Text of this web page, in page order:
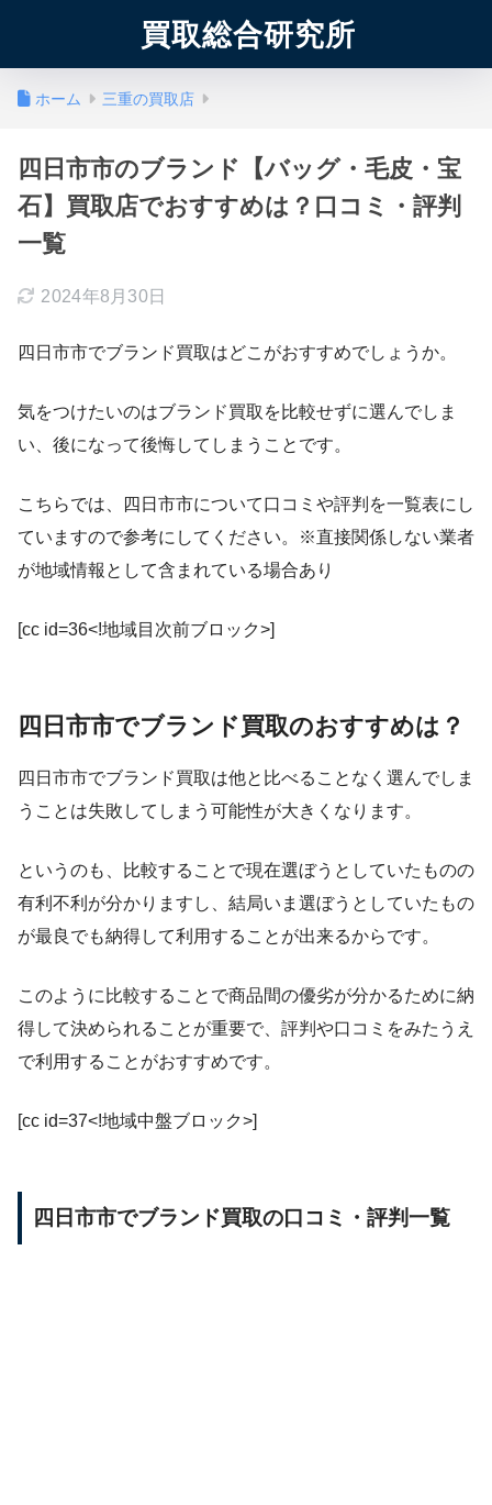
買取総合研究所
ホーム 三重の買取店
四日市市のブランド【バッグ・毛皮・宝
石】買取店でおすすめは？口コミ・評判
一覧
2024年8月30日
四日市市でブランド買取はどこがおすすめでしょうか。
気をつけたいのはブランド買取を比較せずに選んでしま
い、後になって後悔してしまうことです。
こちらでは、四日市市について口コミや評判を一覧表にし
ていますので参考にしてください。※直接関係しない業者
が地域情報として含まれている場合あり
[cc id=36<!地域目次前ブロック>]
四日市市でブランド買取のおすすめは？
四日市市でブランド買取は他と比べることなく選んでしま
うことは失敗してしまう可能性が大きくなります。
というのも、比較することで現在選ぼうとしていたものの
有利不利が分かりますし、結局いま選ぼうとしていたもの
が最良でも納得して利用することが出来るからです。
このように比較することで商品間の優劣が分かるために納
得して決められることが重要で、評判や口コミをみたうえ
で利用することがおすすめです。
[cc id=37<!地域中盤ブロック>]
四日市市でブランド買取の口コミ・評判一覧